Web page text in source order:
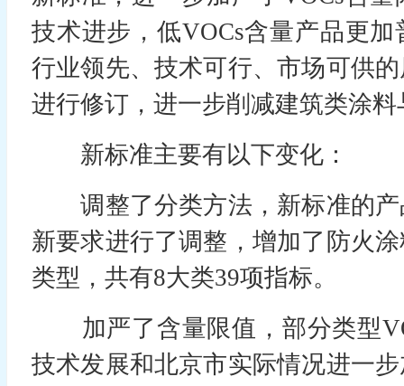
技术进步，低VOCs含量产品更
行业领先、技术可行、市场可供
进行修订，进一步削减建筑类涂
新标准主要有以下变化：
调整了分类方法，新标准的产
新要求进行了调整，增加了防火
类型，共有8大类39项指标。
加严了含量限值，部分类型
技术发展和北京市实际情况进一